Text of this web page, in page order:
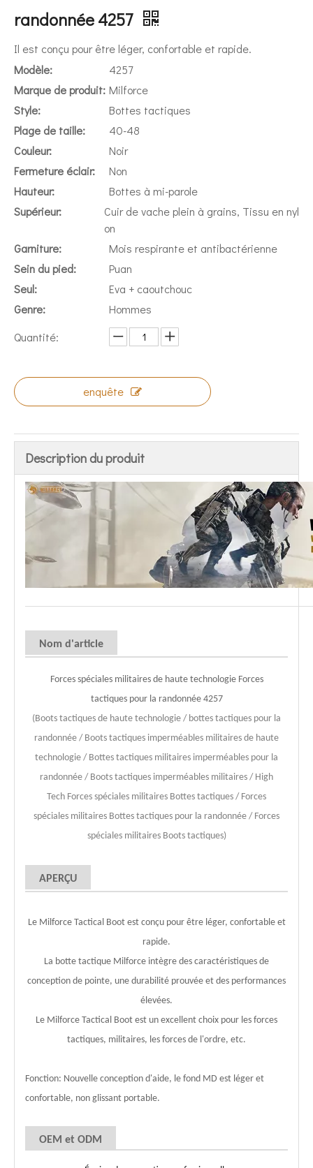
randonnée 4257
Il est conçu pour être léger, confortable et rapide.
Modèle:
4257
Marque de produit: Milforce
Style:
Bottes tactiques
Plage de taille:
40-48
Couleur:
Noir
Fermeture éclair:
Non
Hauteur:
Bottes à mi-parole
Supérieur:
Cuir de vache plein à grains, Tissu en nyl
on
Garniture:
Mois respirante et antibactérienne
Sein du pied:
Puan
Seul:
Eva + caoutchouc
Genre:
Hommes
Quantité:
enquête
Description du produit
Nom d'article
Forces spéciales militaires de haute technologie Forces
tactiques pour la randonnée 4257
(Boots tactiques de haute technologie / bottes tactiques pour la
randonnée / Boots tactiques imperméables militaires de haute
technologie / Bottes tactiques militaires imperméables pour la
randonnée / Boots tactiques imperméables militaires / High
Tech Forces spéciales militaires Bottes tactiques / Forces
spéciales militaires Bottes tactiques pour la randonnée / Forces
spéciales militaires Boots tactiques)
APERÇU
Le Milforce Tactical Boot est conçu pour être léger, confortable et
rapide.
La botte tactique Milforce intègre des caractéristiques de
conception de pointe, une durabilité prouvée et des performances
élevées.
Le Milforce Tactical Boot est un excellent choix pour les forces
tactiques, militaires, les forces de l'ordre, etc.
Fonction: Nouvelle conception d'aide, le fond MD est léger et
confortable, non glissant portable.
OEM et ODM